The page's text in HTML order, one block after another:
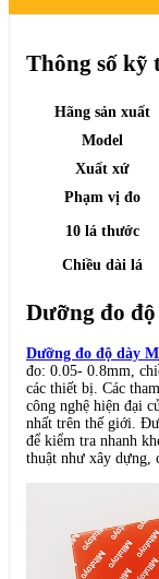
Thông số kỹ
Hãng sản xuất
Model
Xuất xứ
Phạm vị đo
10 lá thước
Chiều dài lá
Dưỡng đo
Dưỡng đo độ dày
đo: 0.05- 0.8mm,
các thiết bị. Các
công nghệ hiện đại
nhất trên thế giới.
để kiểm tra nhanh
thuật như xây dựng,